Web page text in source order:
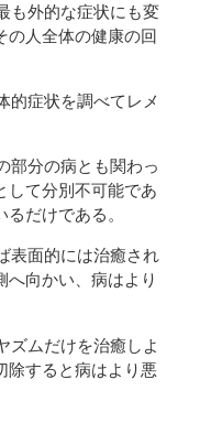
も外的な症状にも変
の人全体の健康の回
症状を調べてレメ
分の病とも関わっ
して分別不可能であ
だけである。
表面的には治癒され
へ向かい、病はより
ムだけを治癒しよ
除すると病はより悪